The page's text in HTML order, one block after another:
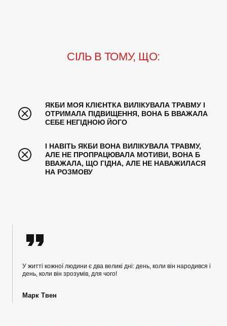
СІЛЬ В ТОМУ, ЩО:
ЯКБИ МОЯ КЛІЄНТКА ВИЛІКУВАЛА ТРАВМУ І
ОТРИМАЛА ПІДВИЩЕННЯ, ВОНА Б ВВАЖАЛА
СЕБЕ НЕГІДНОЮ ЙОГО
І НАВІТЬ ЯКБИ ВОНА ВИЛІКУВАЛА ТРАВМУ,
АЛЕ НЕ ПРОПРАЦЮВАЛА МОТИВИ, ВОНА Б
ВВАЖАЛА, ЩО ГІДНА, АЛЕ НЕ НАВАЖИЛАСЯ
НА РОЗМОВУ
У житті кожної людини є два великі дні: день, коли він народився і
день, коли він зрозумів, для чого!
Марк Твен